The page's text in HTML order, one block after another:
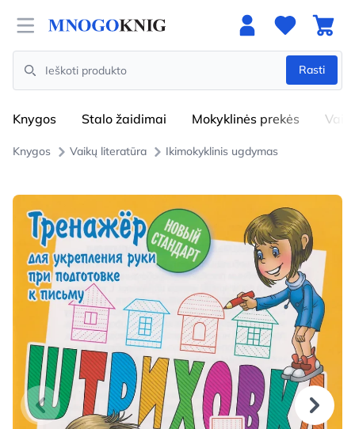
Open menu
Search
Rasti
Knygos Stalo žaidimai Mokyklinės prekės
Knygos Vaikų literatūra Ikimokyklinis ugdymas